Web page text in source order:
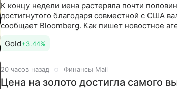
К концу недели иена растеряла почти
достигнутого благодаря совместной с США
сообщает Bloomberg. Как пишет новостное
Gold+3.44%
20 часов назад Финансы Mail
Цена на золото достигла самого